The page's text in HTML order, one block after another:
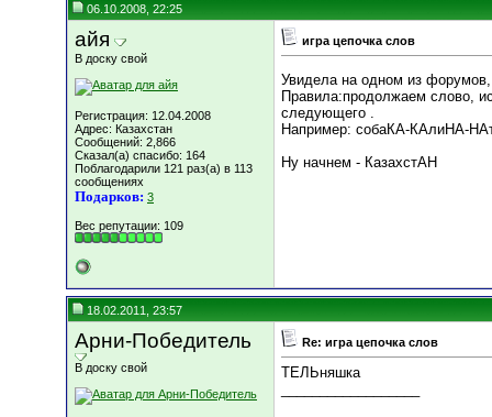
06.10.2008, 22:25
айя
В доску свой
Регистрация: 12.04.2008
Адрес: Казахстан
Сообщений: 2,866
Сказал(а) спасибо: 164
Поблагодарили 121 раз(а) в 113
сообщениях
Подарков: 3
Вес репутации: 109
игра цепочка слов
Увидела на одном из
Правила:продолжаем слово,
следующего .
Например: собаКА-КАлиНА-
Ну начнем - КазахстАН
18.02.2011, 23:57
Арни-Победитель
В доску свой
Re: игра цепочка слов
ТЕЛЬняшка